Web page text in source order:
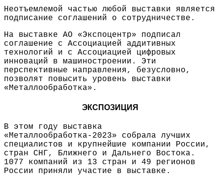
Неотъемлемой частью любой выставки является
подписание соглашений о сотрудничестве.
На выставке АО «Экспоцентр» подписал
соглашение с Ассоциацией аддитивных
технологий и с Ассоциацией цифровых
инноваций в машиностроении. Эти
перспективные направления, безусловно,
позволят повысить уровень выставки
«Металлообработка».
ЭКСПОЗИЦИЯ
В этом году выставка
«Металлообработка-2023» собрала лучших
специалистов и крупнейшие компании России,
стран СНГ, Ближнего и Дальнего Востока.
1077 компаний из 13 стран и 49 регионов
России приняли участие в выставке.